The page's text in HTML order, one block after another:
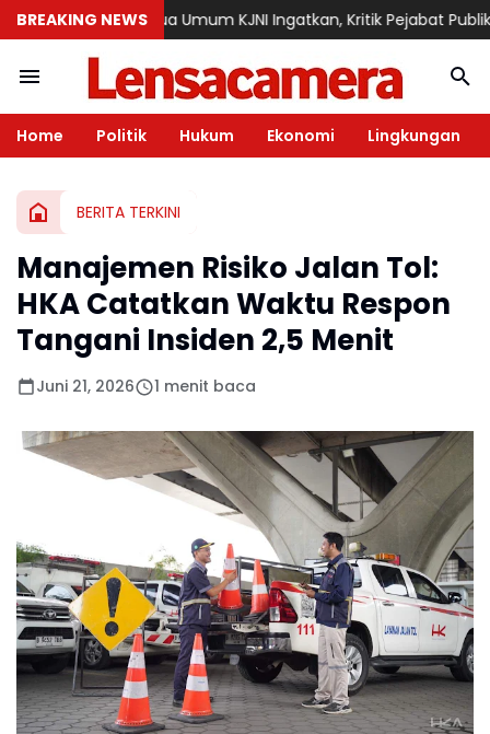
BREAKING NEWS
Ketua Umum KJNI Ingatkan, Kritik Pejabat Publik
Home Politik Hukum Ekonomi Lingkungan
BERITA TERKINI
Manajemen Risiko Jalan Tol:
HKA Catatkan Waktu Respon
Tangani Insiden 2,5 Menit
Juni 21, 2026 1 menit baca